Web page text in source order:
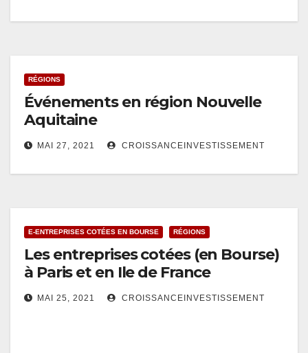
RÉGIONS
Événements en région Nouvelle
Aquitaine
MAI 27, 2021 CROISSANCEINVESTISSEMENT
E-ENTREPRISES COTÉES EN BOURSE RÉGIONS
Les entreprises cotées (en Bourse)
à Paris et en Ile de France
MAI 25, 2021 CROISSANCEINVESTISSEMENT